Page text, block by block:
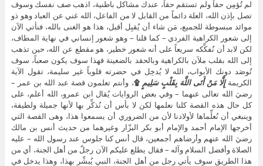
لم تُؤمِن حقاً ولم تستقم حقاً، عندك مشاكل باطنية، اذهب صف نفسك وسوف
تصل بإذن الله، العلة دائماً من القابل لا من الفاعل، الله غني عن العباد وهو ذو
موائد مبسوطة للجميع، مَن شاء أن يُقبِل أقبل، هذا هو الغنى بالله، فنأتي الآن
إلى شعور الكراهية الفردي – كما قلنا – وهو شعور إنساني في نهاية المطاف،
لكن لابد أن نُفكِّكه سريعاً على أنه شعور خطير، هو مقطع عن الله، حين تذهب
إلى الله بقلب ملآن بالكراهية وبالحقد بالضغينة فهذا سوف يكون صعباً، سوف
تُوصَد دونك الأبواب، الله لا يُدخِل في حضرته قلوباً غير سليمة، تقول الآية
الكريمة إِلَّا مَنْ أَتَى اللَّهَ بِقَلْبٍ سَلِيمٍ۩، وأنتم تعلمون قصة عبد الله بن عمر –
رضيَ الله تعالى عنهما – وفي بعض الروايات يُقال ابن عمرو، الله أعلم، على
كل حال هذه القصة كلنا نعلمها لكن لا بأس أن نُذكِّر بها لأنها جميلة ولطيفة،
وينبغي أن نُعلِّماها لأولادنا لأن من الضروري أن يسمعوا هذا، وهى القصة التي
أخرجها الإمام أحمد والإمام أبو بكر البزّار وغيرهما من حديث أنس بن مالك
رضيَ الله عنهم وأرضاهم أجمعين، قال أنس كنا جلوس عند رسول الله – عليه
الصلاة وأفضل السلام وآله – فقال يطلع عليكم الآن رجلٌ من أهل الجنة، أي من
هذا الطريق سوف يأتي رجل من أهل الجنة، النبي يُبشِّر بهذا، وهذا يدخل في